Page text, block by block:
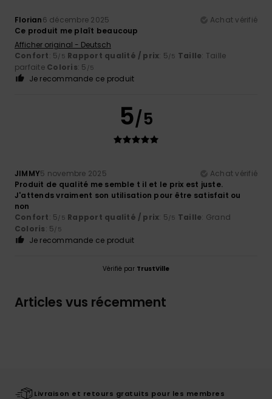
Florian6 décembre 2025
Achat vérifié
Ce produit me plaît beaucoup
Afficher original - Deutsch
Confort: 5/5 Rapport qualité / prix: 5/5 Taille: Taille
parfaite Coloris: 5 /5
Je recommande ce produit
5/5
JIMMY5 novembre 2025
Achat vérifié
Produit de qualité me semble t il et le prix est juste.
J'attends vraiment son utilisation pour être satisfait ou
non
Confort: 5/5 Rapport qualité / prix: 5/5 Taille: Grand
Coloris: 5/5
Je recommande ce produit
Vérifié par TrustVille
Articles vus récemment
Livraison et retours gratuits pour les membres